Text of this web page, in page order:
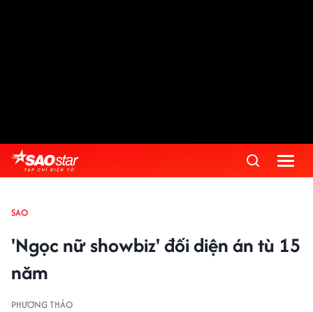
SAO
'Ngọc nữ showbiz' đối diện án tù 15
năm
PHƯƠNG THẢO